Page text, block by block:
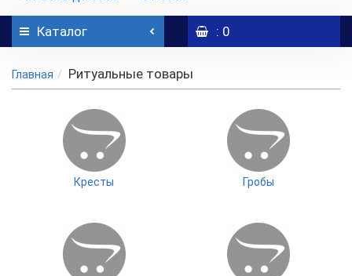
Каталог : 0
Главная Ритуальные товары
Кресты Гробы